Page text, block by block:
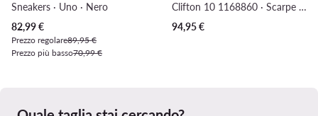
Sneakers · Uno · Nero
Prezzo attuale
82,99€
Prezzo regolare89,95 €
Prezzo più basso70,99 €
Clifton 10 1168860 · Scarpe running
94,95€